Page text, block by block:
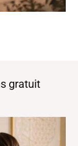
gratuit